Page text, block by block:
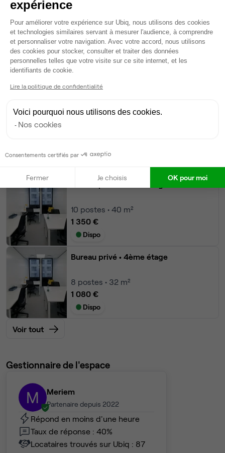
Modifier
Autres bureaux de cet espace :
Bureau privé• 4ème étage
20postes • 80 m²
Dispo
Bureau privé • 4ème étage
10 postes • 40 m²
1 350 €
Dispo
Bureau privé • 4ème étage
8 postes • 32 m²
1 080 €
Dispo
Voir tout
Gestionnaire de l'espace
M Meriem
Partenaire depuis 2022
Répond en moins d'une heure
Taux de réponse : 40%
Locataires trouvés sur Ubiq : 87
expérience
Plateforme de Gestion du
Pour améliorer votre expérience sur Ubiq, nous utilisons des cookies
et technologies similaires servant à mesurer l'audience, à comprendre
et personnaliser votre navigation. Avec votre accord, nous utilisons
des cookies pour stocker, consulter et traiter des données
personnelles telles que votre visite sur ce site internet, et les
identifiants de cookie.
Lire la politique de confidentialité
Voici pourquoi nous utilisons des cookies.
Nos cookies
Consentements certifiés par
Fermer Je choisis OK pour moi